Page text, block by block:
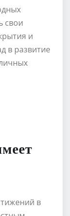
свои
и
в развитие
в